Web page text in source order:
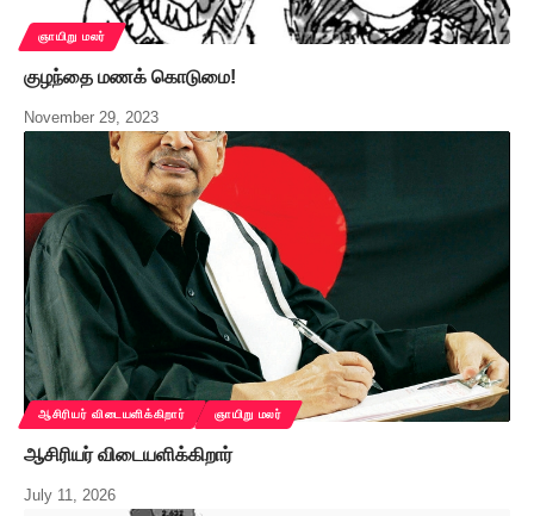
ஞாயிறு மலர்
குழந்தை மணக் கொடுமை!
November 29, 2023
ஆசிரியர் விடையளிக்கிறார் ஞாயிறு மலர்
ஆசிரியர் விடையளிக்கிறார்
July 11, 2026